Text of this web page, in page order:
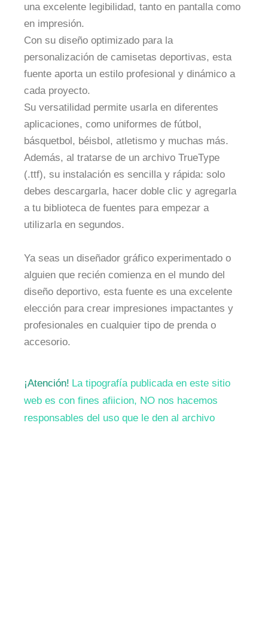
una excelente legibilidad, tanto en pantalla como
en impresión.
Con su diseño optimizado para la
personalización de camisetas deportivas, esta
fuente aporta un estilo profesional y dinámico a
cada proyecto.
Su versatilidad permite usarla en diferentes
aplicaciones, como uniformes de fútbol,
básquetbol, béisbol, atletismo y muchas más.
Además, al tratarse de un archivo TrueType
(.ttf), su instalación es sencilla y rápida: solo
debes descargarla, hacer doble clic y agregarla
a tu biblioteca de fuentes para empezar a
utilizarla en segundos.
Ya seas un diseñador gráfico experimentado o
alguien que recién comienza en el mundo del
diseño deportivo, esta fuente es una excelente
elección para crear impresiones impactantes y
profesionales en cualquier tipo de prenda o
accesorio.
¡Atención! La tipografía publicada en este sitio
web es con fines afiicion, NO nos hacemos
responsables del uso que le den al archivo